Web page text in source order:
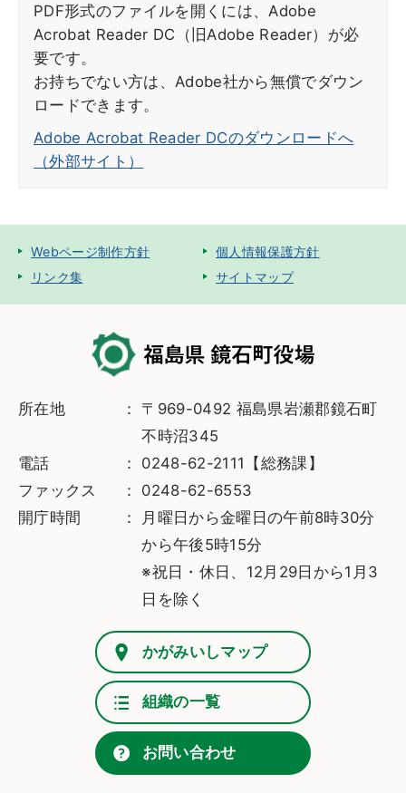
PDF形式のファイルを開くには、Adobe
Acrobat Reader DC（旧Adobe Reader）が必
要です。
お持ちでない方は、Adobe社から無償でダウン
ロードできます。
Adobe Acrobat Reader DCのダウンロードへ
（外部サイト）
Webページ制作方針
個人情報保護方針
リンク集
サイトマップ
所在地
〒969-0492 福島県岩瀬郡鏡石町
不時沼345
電話
0248-62-2111【総務課】
ファックス
0248-62-6553
開庁時間
月曜日から金曜日の午前8時30分
から午後5時15分
※祝日・休日、12月29日から1月3
日を除く
かがみいしマップ
組織の一覧
お問い合わせ